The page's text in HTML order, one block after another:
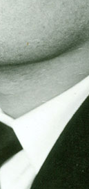
и
ҳ
а
ё
т